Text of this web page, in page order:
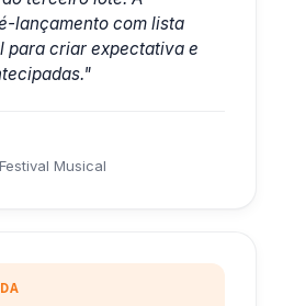
lançamento com lista
para criar expectativa e
Musical